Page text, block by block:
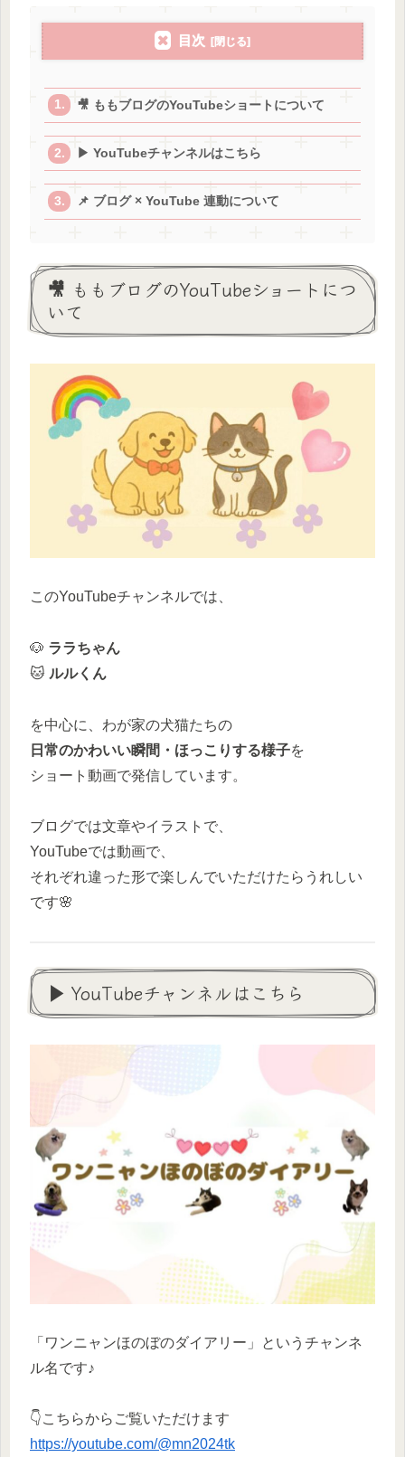
目次
🎥 ももブログのYouTubeショートについて
▶ YouTubeチャンネルはこちら
📌 ブログ × YouTube 連動について
🎥 ももブログのYouTubeショートにつ
いて
このYouTubeチャンネルでは、
🐶 ララちゃん
🐱 ルルくん
を中心に、わが家の犬猫たちの
日常のかわいい瞬間・ほっこりする様子を
ショート動画で発信しています。
ブログでは文章やイラストで、
YouTubeでは動画で、
それぞれ違った形で楽しんでいただけたらうれしい
です🌸
▶ YouTubeチャンネルはこちら
「ワンニャンほのぼのダイアリー」というチャンネ
ル名です♪
👇こちらからご覧いただけます
https://youtube.com/@mn2024tk